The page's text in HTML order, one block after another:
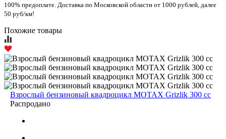
100% предоплате. Доставка по Московской области от 1000 рублей, далее
50 руб/км!
Похожие товары
Взрослый бензиновый квадроцикл MOTAX Grizlik 300 cc
Распродано